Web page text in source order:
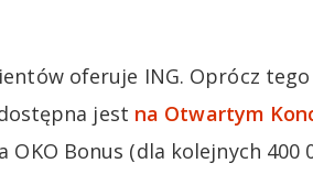
oferuje ING. Oprócz
jest na Otwartym
OKO Bonus (dla kolejnych 400